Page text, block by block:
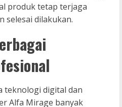
produk tetap terjaga
selesai dilakukan.
teknologi digital dan
Alfa Mirage banyak